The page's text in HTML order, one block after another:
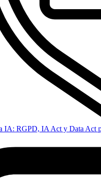
IA: RGPD, IA Act y Data Act